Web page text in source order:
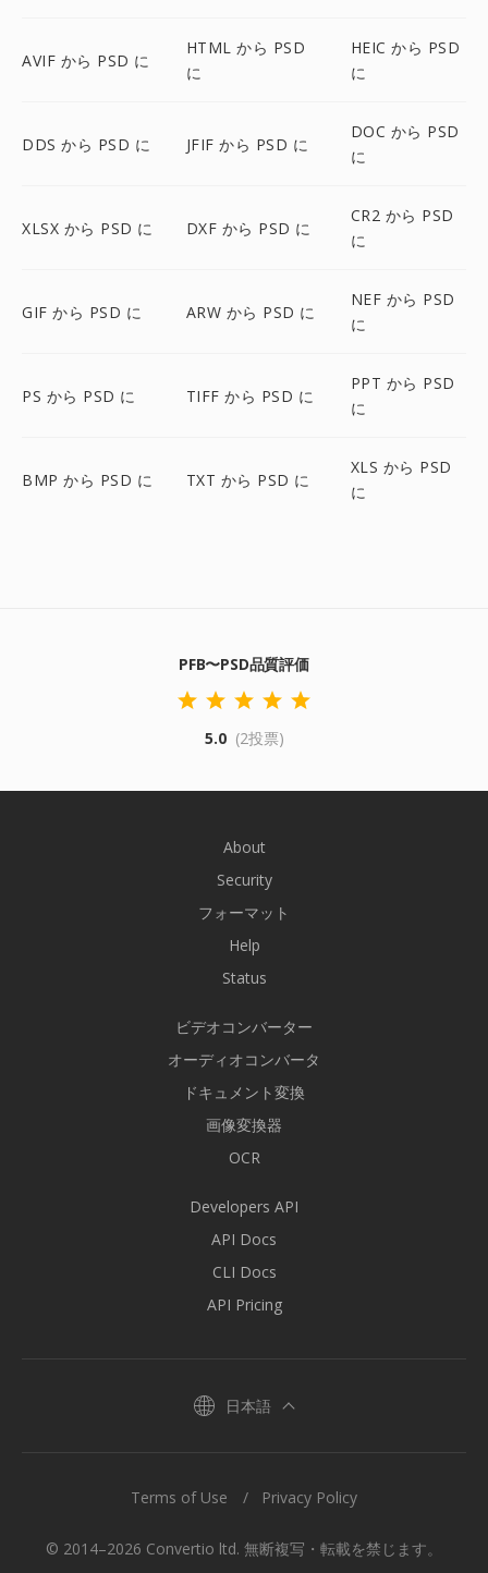
AVIF から PSD に
HTML から PSD
に
HEIC から PSD
に
DDS から PSD に JFIF から PSD に
DOC から PSD
に
XLSX から PSD に DXF から PSD に
CR2 から PSD
に
GIF から PSD に ARW から PSD に
NEF から PSD
に
PS から PSD に TIFF から PSD に
PPT から PSD
に
BMP から PSD に TXT から PSD に
XLS から PSD
に
PFB〜PSD品質評価
5.0 (2投票)
About
Security
フォーマット
Help
Status
ビデオコンバーター
オーディオコンバータ
ドキュメント変換
画像変換器
OCR
Developers API
API Docs
CLI Docs
API Pricing
日本語
© 2014–2026 Convertio ltd. 無断複写・転載を禁じます。
Terms of Use Privacy Policy